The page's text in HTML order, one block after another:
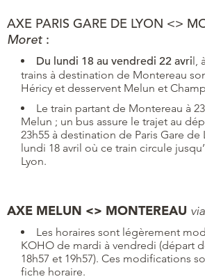
AXE PARIS GARE DE LYON <>
Moret :
Du lundi 18 au vendredi 22 avril,
trains à destination de Montereau
Héricy et desservent Melun et
Le train partant de Montereau à
Melun ; un bus assure le trajet au
23h55 à destination de Paris Gare
lundi 18 avril où ce train circule
Lyon.
AXE MELUN <> MONTEREAU
Les horaires sont légèrement
KOHO de mardi à vendredi (départ
18h57 et 19h57). Ces modifications
fiche horaire.